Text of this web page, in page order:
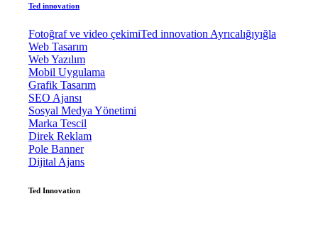
Ted innovation
Fotoğraf ve video çekimiTed innovation Ayrıcalığıyığla
Web Tasarım
Web Yazılım
Mobil Uygulama
Grafik Tasarım
SEO Ajansı
Sosyal Medya Yönetimi
Marka Tescil
Direk Reklam
Pole Banner
Dijital Ajans
Ted Innovation